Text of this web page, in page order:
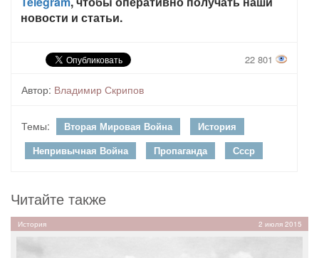
новости и статьи.
22 801
Автор: Владимир Скрипов
Темы: Вторая Мировая Война
История
Непривычная Война
Пропаганда Ссср
Читайте также
История 2 июля 2015